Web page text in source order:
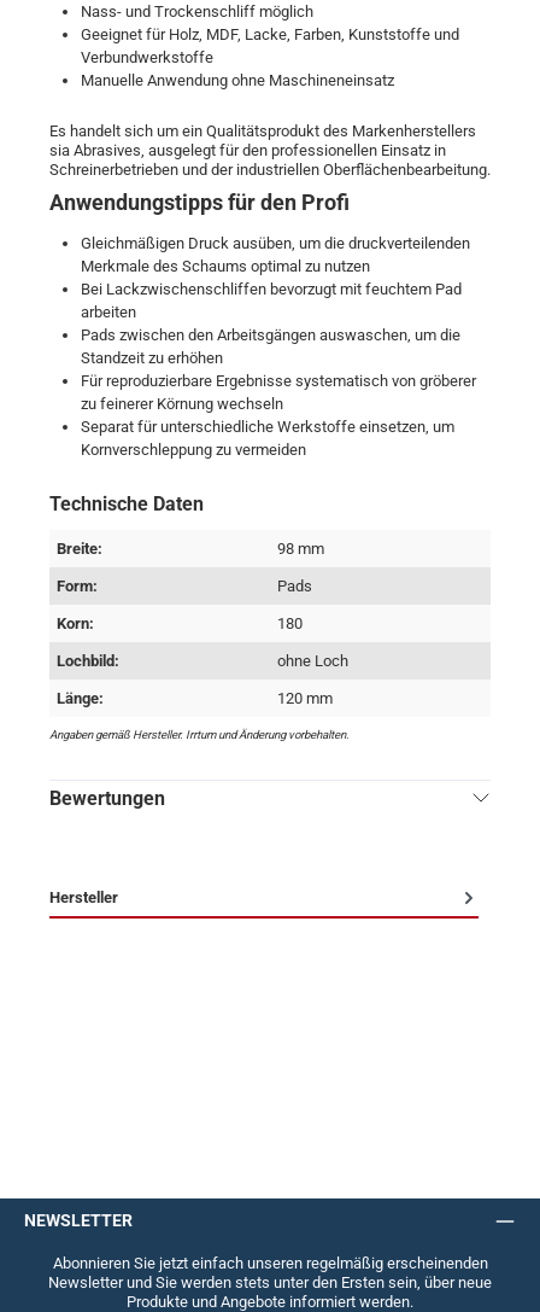
Nass- und Trockenschliff möglich
Geeignet für Holz, MDF, Lacke, Farben, Kunststoffe und
Verbundwerkstoffe
Manuelle Anwendung ohne Maschineneinsatz
Es handelt sich um ein Qualitätsprodukt des Markenherstellers
sia Abrasives, ausgelegt für den professionellen Einsatz in
Schreinerbetrieben und der industriellen Oberflächenbearbeitung.
Anwendungstipps für den Profi
Gleichmäßigen Druck ausüben, um die druckverteilenden
Merkmale des Schaums optimal zu nutzen
Bei Lackzwischen­schliffen bevorzugt mit feuchtem Pad
arbeiten
Pads zwischen den Arbeitsgängen auswaschen, um die
Standzeit zu erhöhen
Für reproduzierbare Ergebnisse systematisch von gröberer
zu feinerer Körnung wechseln
Separat für unterschiedliche Werkstoffe einsetzen, um
Kornverschleppung zu vermeiden
Technische Daten
Breite: 98 mm
Form: Pads
Korn: 180
Lochbild: ohne Loch
Länge: 120 mm
Angaben gemäß Hersteller. Irrtum und Änderung vorbehalten.
Bewertungen
Hersteller
NEWSLETTER
Abonnieren Sie jetzt einfach unseren regelmäßig erscheinenden
Newsletter und Sie werden stets unter den Ersten sein, über neue
Produkte und Angebote informiert werden.